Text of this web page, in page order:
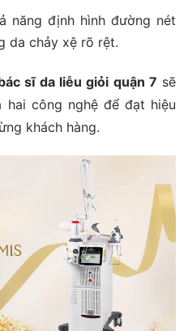
định hình đường nét
da chảy xệ rõ rệt.
sĩ da liễu giỏi quận 7 sẽ
công nghệ để đạt hiệu
khách hàng.